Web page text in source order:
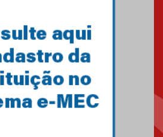
Primeiro culto do ano ressalta o
27.02.2026